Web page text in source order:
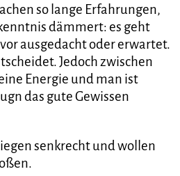
so lange Erfahrungen,
dämmert: es geht
ausgedacht oder erwartet.
Jedoch zwischen
Energie und man ist
das gute Gewissen
senkrecht und wollen